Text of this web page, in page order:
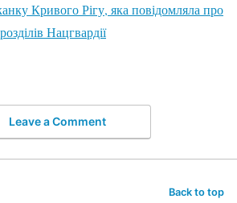
Кривого Рігу, яка повідомляла про
Нацгвардії
Leave a Comment
Back to top